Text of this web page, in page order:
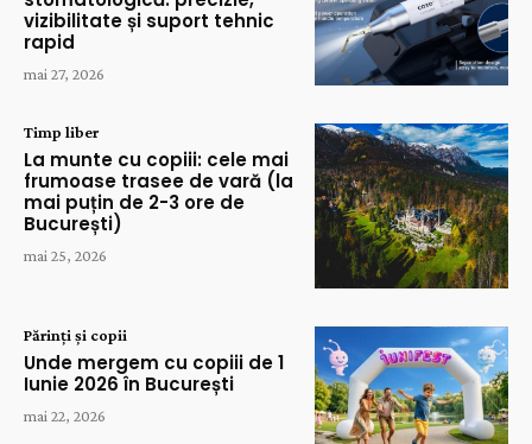
vizibilitate și suport tehnic
rapid
mai 27, 2026
Timp liber
La munte cu copiii: cele mai
frumoase trasee de vară (la
mai puțin de 2-3 ore de
București)
mai 25, 2026
Părinți și copii
Unde mergem cu copiii de 1
Iunie 2026 în București
mai 22, 2026